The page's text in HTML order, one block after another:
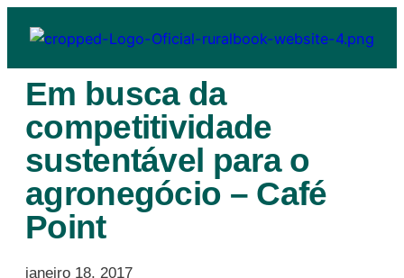
Em busca da
competitividade
sustentável para o
agronegócio – Café
Point
janeiro 18, 2017